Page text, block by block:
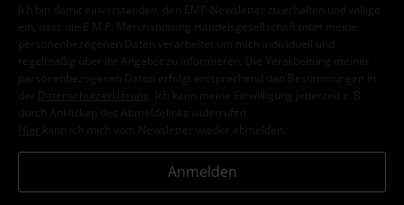
Ich bin damit einverstanden, den EMP-Newsletter zu erhalten und willige
ein, dass die E.M.P. Merchandising Handelsgesellschaft mbH meine
personenbezogenen Daten verarbeitet um mich individuell und
regelmäßig über ihr Angebot zu informieren. Die Verarbeitung meiner
personenbezogenen Daten erfolgt entsprechend den Bestimmungen in
der
Datenschutzerklärung
. Ich kann meine Einwilligung jederzeit z. B.
durch Anklicken des Abmeldelinks widerrufen.
Hier kann ich mich vom Newsletter wieder abmelden.
Anmelden